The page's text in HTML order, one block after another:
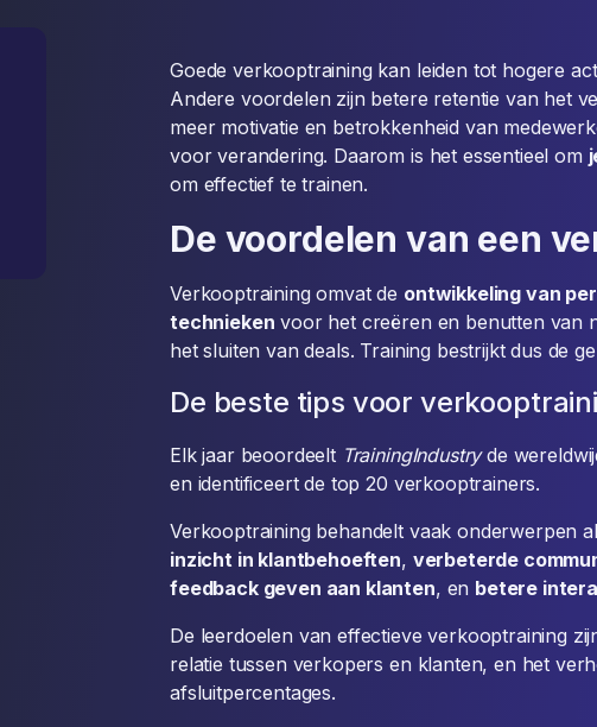
Goede verkooptraining kan leiden tot hogere
Andere voordelen zijn betere retentie van het
meer motivatie en betrokkenheid van
voor verandering. Daarom is het essentieel om
om effectief te trainen.
De voordelen van een
Verkooptraining omvat de ontwikkeling van
technieken voor het creëren en benutten van
het sluiten van deals. Training bestrijkt dus de
De beste tips voor
Elk jaar beoordeelt TrainingIndustryde
en identificeert de top 20 verkooptrainers.
Verkooptraining behandelt vaak onderwerpen
inzicht in klantbehoeften, verbeterde
feedback geven aan klanten, en betere
De leerdoelen van effectieve verkooptraining
relatie tussen verkopers en klanten, en het
afsluitpercentages.